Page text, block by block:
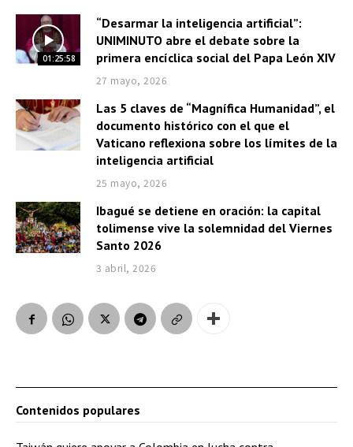
d
a
d
i
01:25:58
“Desarmar la inteligencia artificial”:
UNIMINUTO abre el debate sobre la
primera encíclica social del Papa León XIV
27 mayo, 2026
Las 5 claves de “Magnífica Humanidad”, el
documento histórico con el que el
Vaticano reflexiona sobre los límites de la
inteligencia artificial
25 mayo, 2026
Ibagué se detiene en oración: la capital
tolimense vive la solemnidad del Viernes
Santo 2026
3 abril, 2026
Contenidos populares